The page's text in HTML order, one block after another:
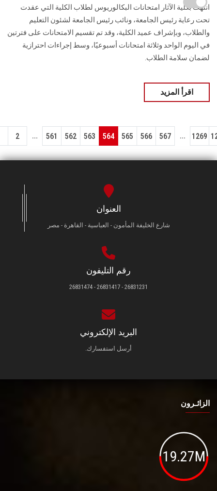
انتهت بكلية الآثار امتحانات البكالوريوس لطلاب الكلية التي عقدت
تحت رعاية رئيس الجامعة، ونائب رئيس الجامعة لشئون التعليم
والطلاب، وبإشراف عميد الكلية، وقد تم تقسيم الامتحانات على فترتين
في اليوم الواحد وثلاثة امتحانات أسبوعيًا، وسط إجراءات احترازية
لضمان سلامة الطلاب.
اقرأ المزيد
2 ... 561 562 563 564 565 566 567 ... 1269
العنوان
شارع الخليفة المأمون - العباسية - القاهرة - مصر
رقم التليفون
26831231 - 26831417 - 26831474
البريد الإلكتروني
أرسل استفسارك.
الزائـرون
19.27M